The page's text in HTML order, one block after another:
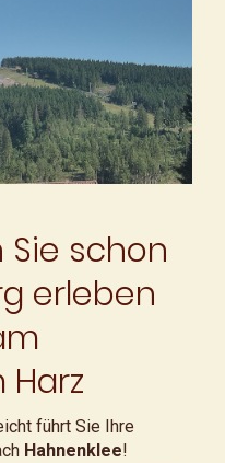
Sie schon
erleben
Harz
führt Sie Ihre
Hahnenklee!